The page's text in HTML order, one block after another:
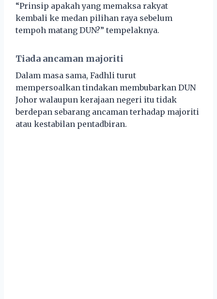
“Prinsip apakah yang memaksa rakyat
kembali ke medan pilihan raya sebelum
tempoh matang DUN?” tempelaknya.
Tiada ancaman majoriti
Dalam masa sama, Fadhli turut
mempersoalkan tindakan membubarkan DUN
Johor walaupun kerajaan negeri itu tidak
berdepan sebarang ancaman terhadap majoriti
atau kestabilan pentadbiran.